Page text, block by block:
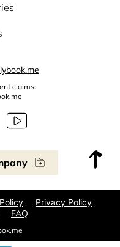
claims:
Privacy Policy
FAQ